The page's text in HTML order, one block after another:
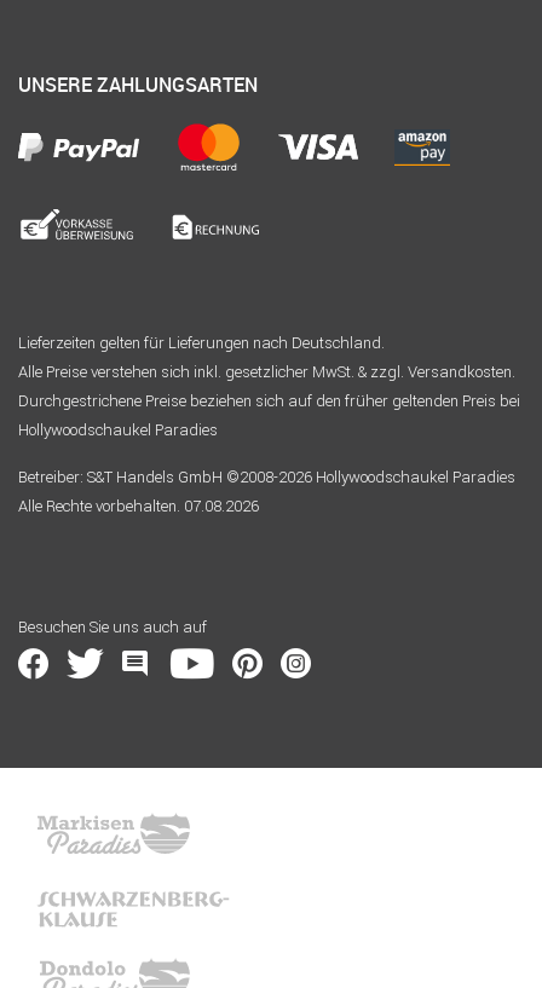
UNSERE ZAHLUNGSARTEN
Lieferzeiten gelten für Lieferungen nach Deutschland.
Alle Preise verstehen sich inkl. gesetzlicher MwSt. & zzgl. Versandkosten.
Durchgestrichene Preise beziehen sich auf den früher geltenden Preis bei
Hollywoodschaukel Paradies
Betreiber: S&T Handels GmbH ©2008-2026 Hollywoodschaukel Paradies
Alle Rechte vorbehalten. 07.08.2026
Besuchen Sie uns auch auf